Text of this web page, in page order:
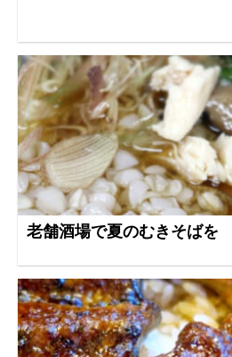
老舗酒場で夏のむきそばを